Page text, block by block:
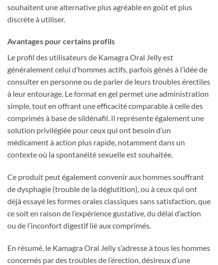
souhaitent une alternative plus agréable en goût et plus
discrète à utiliser.
Avantages pour certains profils
Le profil des utilisateurs de Kamagra Oral Jelly est
généralement celui d’hommes actifs, parfois gênés à l’idée de
consulter en personne ou de parler de leurs troubles érectiles
à leur entourage. Le format en gel permet une administration
simple, tout en offrant une efficacité comparable à celle des
comprimés à base de sildénafil. Il représente également une
solution privilégiée pour ceux qui ont besoin d’un
médicament à action plus rapide, notamment dans un
contexte où la spontanéité sexuelle est souhaitée.
Ce produit peut également convenir aux hommes souffrant
de dysphagie (trouble de la déglutition), ou à ceux qui ont
déjà essayé les formes orales classiques sans satisfaction, que
ce soit en raison de l’expérience gustative, du délai d’action
ou de l’inconfort digestif lié aux comprimés.
En résumé, le Kamagra Oral Jelly s’adresse à tous les hommes
concernés par des troubles de l’érection, désireux d’une